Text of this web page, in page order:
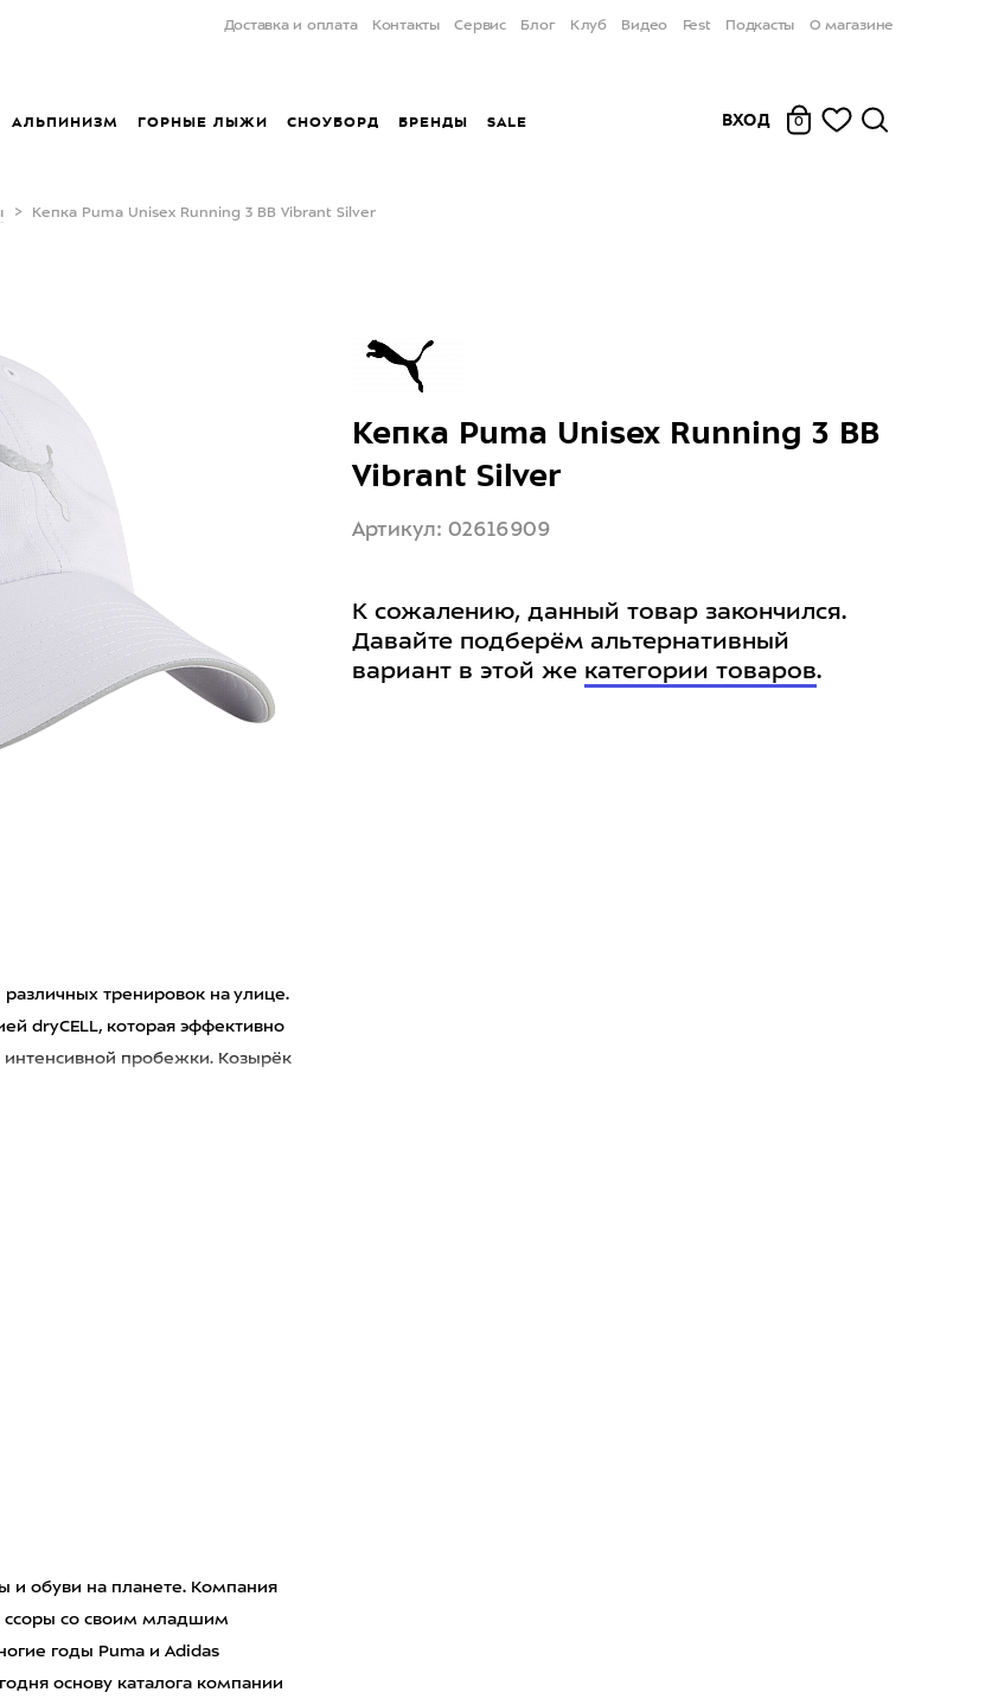
Доставка и оплата Контакты Сервис Блог Клуб Видео Fest Подкасты О магазине
АЛЬПИНИЗМ ГОРНЫЕ ЛЫЖИ СНОУБОРД БРЕНДЫ SALE ВХОД 0
Кепка Puma Unisex Running 3 BB Vibrant Silver
различных тренировок на улице.
dryCELL, которая эффективно
интенсивной пробежки. Козырёк
и обуви на планете. Компания
ссоры со своим младшим
годы Puma и Adidas
основу каталога компании
Кепка Puma Unisex Running 3 BB
Vibrant Silver
Артикул: 02616909
К сожалению, данный товар закончился.
Давайте подберём альтернативный
вариант в этой же категории товаров.